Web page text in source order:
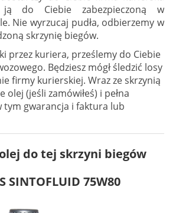
ją do Ciebie zabezpieczoną w
Nie wyrzucaj pudła, odbierzemy w
skrzynię biegów.
przez kuriera, prześlemy do Ciebie
Będziesz mógł śledzić losy
firmy kurierskiej. Wraz ze skrzynią
olej (jeśli zamówiłeś) i pełna
tym gwarancja i faktura lub
do tej skrzyni biegów
SINTOFLUID 75W80